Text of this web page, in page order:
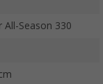
All-Season 330